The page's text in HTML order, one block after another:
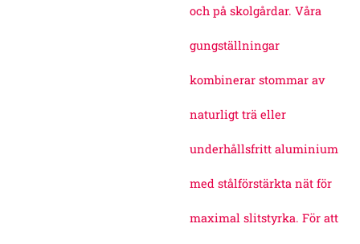
och på skolgårdar. Våra
gungställningar
kombinerar stommar av
naturligt trä eller
underhållsfritt aluminium
med stålförstärkta nät för
maximal slitstyrka. För att